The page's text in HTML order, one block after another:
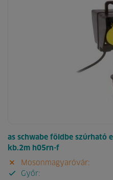
as schwabe földbe szúrható
kb.2m h05rn-f
Mosonmagyaróvár:
Győr: